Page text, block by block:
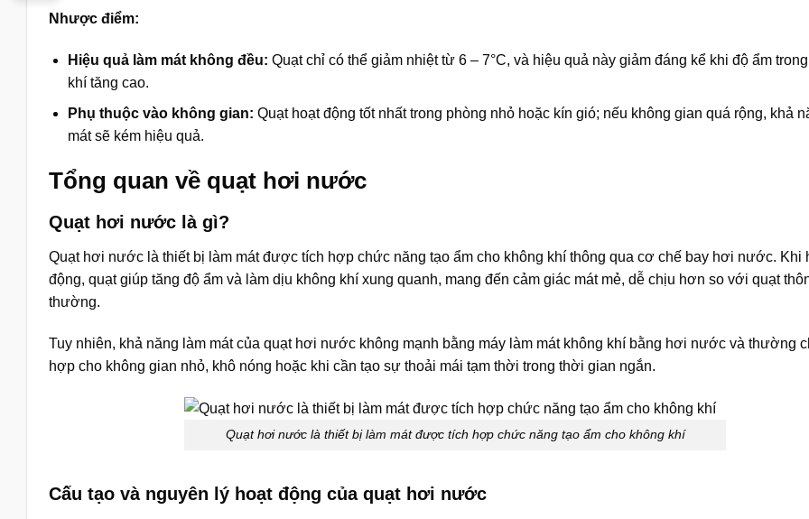
Nhược điểm:
Hiệu quả làm mát không đều: Quạt chỉ có thể giảm nhiệt từ 6 – 7°C, và hiệu quả này giảm đáng kể khi độ ẩm
khí tăng cao.
Phụ thuộc vào không gian: Quạt hoạt động tốt nhất trong phòng nhỏ hoặc kín gió; nếu không gian quá rộng, khả
mát sẽ kém hiệu quả.
Tổng quan về quạt hơi nước
Quạt hơi nước là gì?
Quạt hơi nước là thiết bị làm mát được tích hợp chức năng tạo ẩm cho không khí thông qua cơ chế bay hơi nước. Khi
động, quạt giúp tăng độ ẩm và làm dịu không khí xung quanh, mang đến cảm giác mát mẻ, dễ chịu hơn so với quạt
thường.
Tuy nhiên, khả năng làm mát của quạt hơi nước không mạnh bằng máy làm mát không khí bằng hơi nước và thường
hợp cho không gian nhỏ, khô nóng hoặc khi cần tạo sự thoải mái tạm thời trong thời gian ngắn.
Quạt hơi nước là thiết bị làm mát được tích hợp chức năng tạo ẩm cho không khí
Cấu tạo và nguyên lý hoạt động của quạt hơi nước